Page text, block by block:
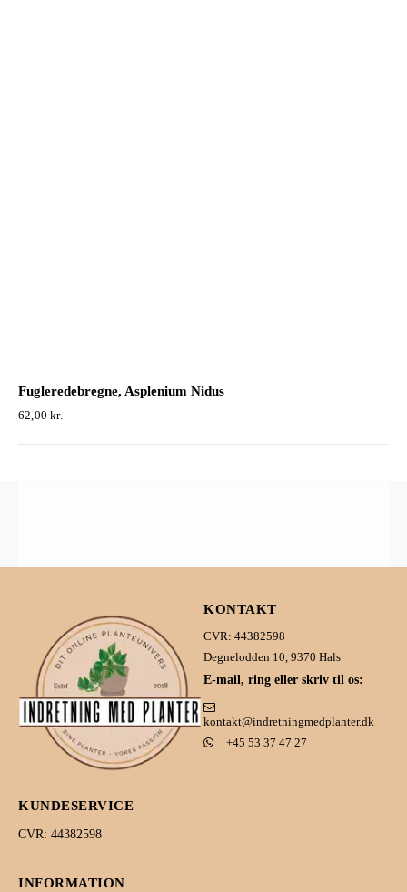
Fugleredebregne, Asplenium Nidus
62,00kr.
KONTAKT
CVR: 44382598
Degnelodden 10, 9370 Hals
E-mail, ring eller skriv til os:
kontakt@indretningmedplanter.dk
+45 53 37 47 27
KUNDESERVICE
CVR: 44382598
INFORMATION